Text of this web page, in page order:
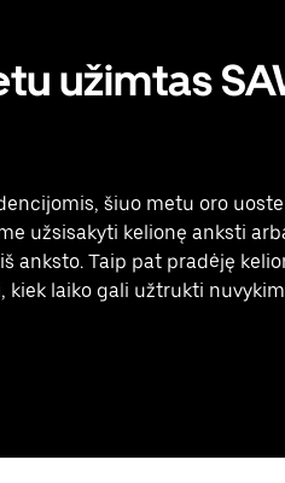
užimtas
šiuo metu oro
užsisakyti kelionę anksti
anksto. Taip pat pradėję
kiek laiko gali užtrukti